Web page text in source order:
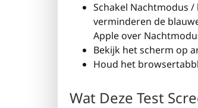
Schakel Nachtmodus
verminderen de
Apple over
Bekijk het scherm op
Houd het
Wat Deze Test